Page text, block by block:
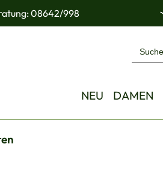
08642/998
NEU DAMEN